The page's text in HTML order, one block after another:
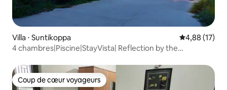
Villa ⋅ Suntikoppa Évaluation
4,88 (17)
4 chambres|Piscine|StayVista| Reflection by the
Coup de cœur voyageurs
Coup de cœur voyageurs